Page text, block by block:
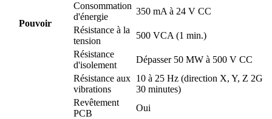
Pouvoir
Consommation
d'énergie
350 mA à 24 V CC
Résistance à la
tension
500 VCA (1 min.)
Résistance
d'isolement
Dépasser 50 MW à 500 V CC
Résistance aux
vibrations
10 à 25 Hz (direction X, Y, Z 2G
30 minutes)
Revêtement
PCB
Oui